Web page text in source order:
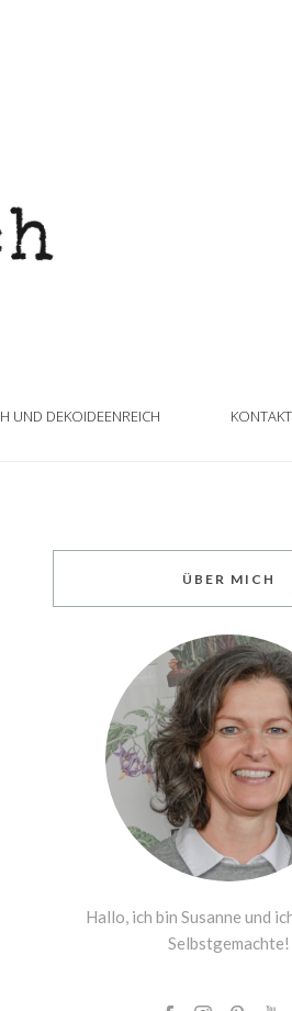
UND DEKOIDEENREICH KONTAKT
ÜBER MICH
Hallo, ich bin Susanne und
Selbstgemachte!